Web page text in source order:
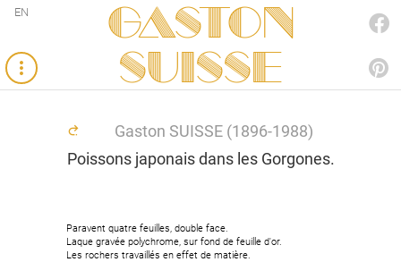
Gaston
SUISSE
EN
Gaston SUISSE (1896-1988)
Poissons japonais dans les Gorgones.
Paravent quatre feuilles, double face.
Laque gravée polychrome, sur fond de feuille d'or.
Les rochers travaillés en effet de matière.